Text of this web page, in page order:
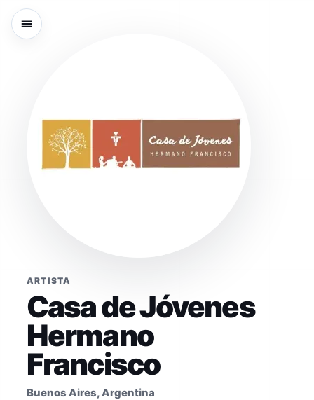
ARTISTA
Casa de Jóvenes
Hermano
Francisco
Buenos Aires, Argentina